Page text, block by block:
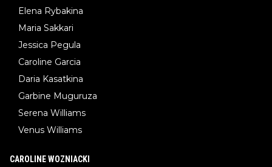
Elena Rybakina
Maria Sakkari
Jessica Pegula
Caroline Garcia
Daria Kasatkina
Garbine Muguruza
Serena Williams
Venus Williams
CAROLINE WOZNIACKI